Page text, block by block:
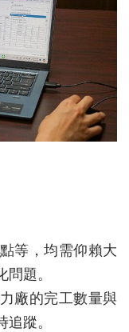
等，均需仰賴大
題。
廠的完工數量與
蹤。